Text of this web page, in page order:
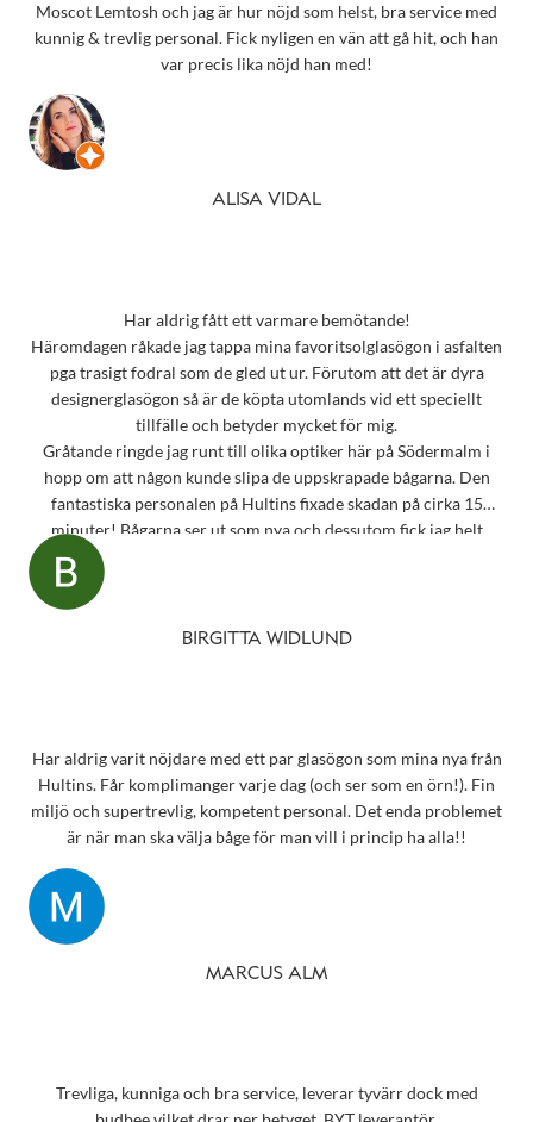
Moscot Lemtosh och jag är hur nöjd som helst, bra service med
kunnig & trevlig personal. Fick nyligen en vän att gå hit, och han
var precis lika nöjd han med!
ALISA VIDAL
Har aldrig fått ett varmare bemötande!
Häromdagen råkade jag tappa mina favoritsolglasögon i asfalten
pga trasigt fodral som de gled ut ur. Förutom att det är dyra
designerglasögon så är de köpta utomlands vid ett speciellt
tillfälle och betyder mycket för mig.
Gråtande ringde jag runt till olika optiker här på Södermalm i
hopp om att någon kunde slipa de uppskrapade bågarna. Den
fantastiska personalen på Hultins fixade skadan på cirka 15
minuter! Bågarna ser ut som nya och dessutom fick jag helt
oväntat en underbar gåva – ett sprillans nytt fodral från samma
märke som mina solglasögon! Vilken fantastisk service! Kommer
Snart behöver jag boka tid för en synundersökning och jag vet
BIRGITTA WIDLUND
Har aldrig varit nöjdare med ett par glasögon som mina nya från
Hultins. Får komplimanger varje dag (och ser som en örn!). Fin
miljö och supertrevlig, kompetent personal. Det enda problemet
är när man ska välja båge för man vill i princip ha alla!!
MARCUS ALM
Trevliga, kunniga och bra service, leverar tyvärr dock med